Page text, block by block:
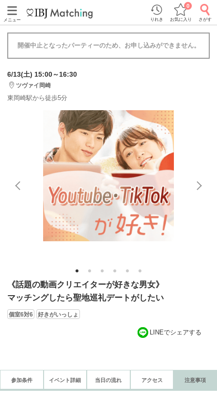
メニュー りれき お気に入り
0
さがす
開催中止となったパーティーのため、お申し込みができません。
6/13(土) 15:00～16:30
ツヴァイ岡崎
東岡崎駅から徒歩5分
1 2 3 4 5 6
《話題の動画クリエイターが好きな男女》
マッチングしたら聖地巡礼デートがしたい
個室6対6 好きがいっしょ
LINEでシェアする
参加条件 イベント詳細 当日の流れ アクセス 注意事項